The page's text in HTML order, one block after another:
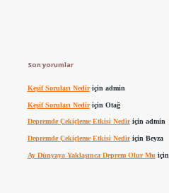
Son yorumlar
Keşif Soruları Nediriçin admin
Keşif Soruları Nediriçin Otağ
Depremde Çekiçleme Etkisi Nediriçin admin
Depremde Çekiçleme Etkisi Nediriçin Beyza
Ay Dünyaya Yaklaşınca Deprem Olur Mu için